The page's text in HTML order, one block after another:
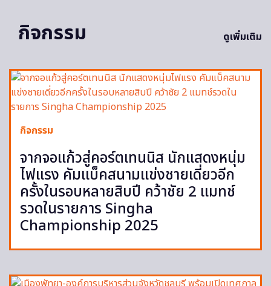
กิจกรรม ดูเพิ่มเติม
กิจกรรม
จากจอแก้วสู่คอร์ตเทนนิส นักแสดงหนุ่ม
ไฟแรง คัมแบ็คสนามแข่งชายเดี่ยวอีก
ครั้งในรอบหลายสิบปี คว้าชัย 2 แมทช์
รวดในรายการ Singha
Championship 2025